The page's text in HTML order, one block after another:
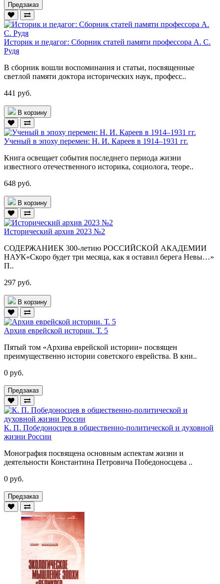
Предзаказ
Историк и педагог: Сборник статей памяти профессора А. С.
Рудя
В сборник вошли воспоминания и статьи, посвященные
светлой памяти доктора исторических наук, професс..
441 руб.
В корзину
Ученый в эпоху перемен: Н. И. Кареев в 1914–1931 гг.
Книга освещает события последнего периода жизни
известного отечественного историка, социолога, теоре..
648 руб.
В корзину
Исторический архив 2023 №2
СОДЕРЖАНИЕК 300-летию РОССИЙСКОЙ АКАДЕМИИ
НАУК«Скоро будет три месяца, как я оставил берега Невы…»
П..
297 руб.
В корзину
Архив еврейской истории. Т. 5
Пятый том «Архива еврейской истории» посвящен
преимущественно истории советского еврейства. В кни..
0 руб.
Предзаказ
К. П. Победоносцев в общественно-политической и духовной
жизни России
Монография посвящена основным аспектам жизни и
деятельности Константина Петровича Победоносцева ..
0 руб.
Предзаказ